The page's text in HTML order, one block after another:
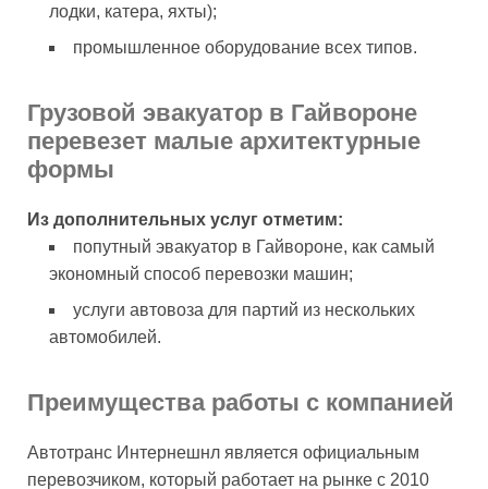
лодки, катера, яхты);
промышленное оборудование всех типов.
Грузовой эвакуатор в Гайвороне
перевезет малые архитектурные
формы
Из дополнительных услуг отметим:
попутный эвакуатор в Гайвороне, как самый
экономный способ перевозки машин;
услуги автовоза для партий из нескольких
автомобилей.
Преимущества работы с компанией
Автотранс Интернешнл является официальным
перевозчиком, который работает на рынке с 2010